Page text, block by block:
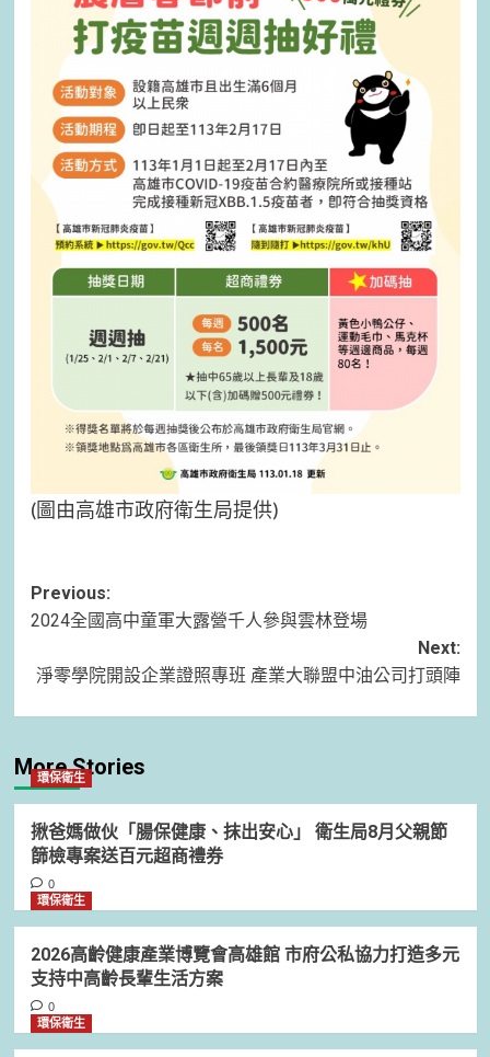
(圖由高雄市政府衛生局提供)
Post
navigation
Previous:
2024全國高中童軍大露營千人參與雲林登場
Next:
淨零學院開設企業證照專班 產業大聯盟中油公司打頭陣
More Stories
環保衛生
揪爸媽做伙「腸保健康、抹出安心」 衛生局8月父親節
篩檢專案送百元超商禮券
0
環保衛生
2026高齡健康產業博覽會高雄館 市府公私協力打造多元
支持中高齡長輩生活方案
0
環保衛生